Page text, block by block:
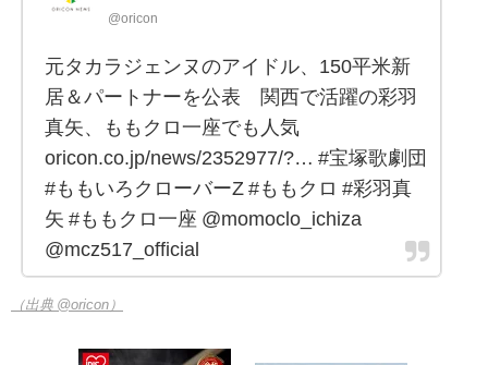
@oricon
元タカラジェンヌのアイドル、150平米新
居＆パートナーを公表 関西で活躍の彩羽
真矢、ももクロ一座でも人気
oricon.co.jp/news/2352977/?… #宝塚歌劇団
#ももいろクローバーZ #ももクロ #彩羽真
矢 #ももクロ一座 @momoclo_ichiza
@mcz517_official
（出典 @oricon）